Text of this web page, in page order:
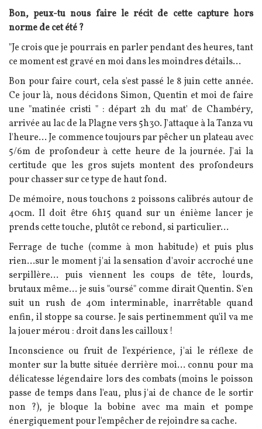
Texte
Bon, peux-tu nous faire le récit de cette capture hors
norme de cet été ?
"Je crois que je pourrais en parler pendant des heures, tant
ce moment est gravé en moi dans les moindres détails...
Bon pour faire court, cela s'est passé le 8 juin cette année.
Ce jour là, nous décidons Simon, Quentin et moi de faire
une "matinée cristi " : départ 2h du mat' de Chambéry,
arrivée au lac de la Plagne vers 5h30. J'attaque à la Tanza vu
l'heure... Je commence toujours par pêcher un plateau avec
5/6m de profondeur à cette heure de la journée. J'ai la
certitude que les gros sujets montent des profondeurs
pour chasser sur ce type de haut fond.
De mémoire, nous touchons 2 poissons calibrés autour de
40cm. Il doit être 6h15 quand sur un énième lancer je
prends cette touche, plutôt ce rebond, si particulier...
Ferrage de tuche (comme à mon habitude) et puis plus
rien...sur le moment j'ai la sensation d'avoir accroché une
serpillère... puis viennent les coups de tête, lourds,
brutaux même... je suis "oursé" comme dirait Quentin. S'en
suit un rush de 40m interminable, inarrêtable quand
enfin, il stoppe sa course. Je sais pertinemment qu'il va me
la jouer mérou : droit dans les cailloux !
Inconscience ou fruit de l'expérience, j'ai le réflexe de
monter sur la butte située derrière moi... connu pour ma
délicatesse légendaire lors des combats (moins le poisson
passe de temps dans l'eau, plus j'ai de chance de le sortir
non ?), je bloque la bobine avec ma main et pompe
énergiquement pour l'empêcher de rejoindre sa cache.